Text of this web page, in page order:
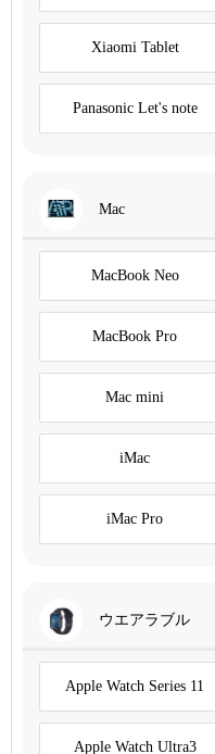
Xiaomi Tablet
Panasonic Let's note
Mac
MacBook Neo
MacBook Pro
Mac mini
iMac
iMac Pro
ウエアラブル
Apple Watch Series 11
Apple Watch Ultra3